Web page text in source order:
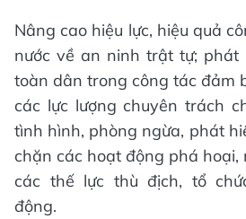
Nâng cao hiệu lực, hiệu quả
nước về an ninh trật tự; phát
toàn dân trong công tác đảm
các lực lượng chuyên trách
tình hình, phòng ngừa, phát
chặn các hoạt động phá hoại,
các thế lực thù địch, tổ
động.